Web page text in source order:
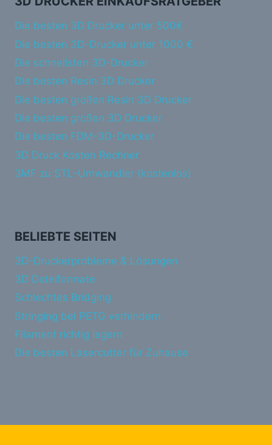
Die besten 3D Drucker unter 500€
Die besten 3D-Drucker unter 1000 €
Die schnellsten 3D-Drucker
Die besten Resin 3D Drucker
Die besten großen Resin 3D Drucker
Die besten großen 3D Drucker
Die besten FDM-3D-Drucker
3D Druck Kosten Rechner
3MF zu STL-Umwandler (kostenlos)
BELIEBTE SEITEN
3D-Druckerprobleme & Lösungen
3D Dateiformate
Schlechtes Bridging
Stringing bei PETG verhindern
Filament richtig lagern
Die besten Lasercutter für Zuhause